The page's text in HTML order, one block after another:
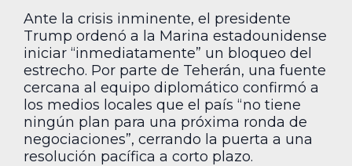
Ante la crisis inminente, el presidente
Trump ordenó a la Marina estadounidense
iniciar “inmediatamente” un bloqueo del
estrecho. Por parte de Teherán, una fuente
cercana al equipo diplomático confirmó a
los medios locales que el país “no tiene
ningún plan para una próxima ronda de
negociaciones”, cerrando la puerta a una
resolución pacífica a corto plazo.